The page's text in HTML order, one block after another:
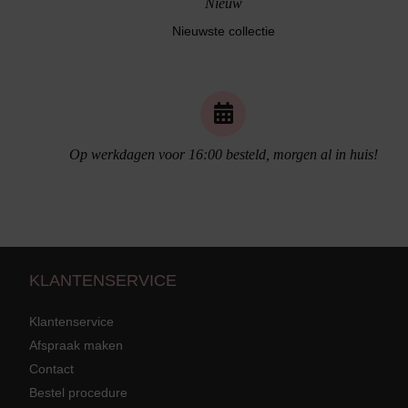
Nieuw
Nieuwste collectie
Op werkdagen voor 16:00 besteld, morgen al in huis!
KLANTENSERVICE
Klantenservice
Afspraak maken
Contact
Bestel procedure
Strandkleding
terug